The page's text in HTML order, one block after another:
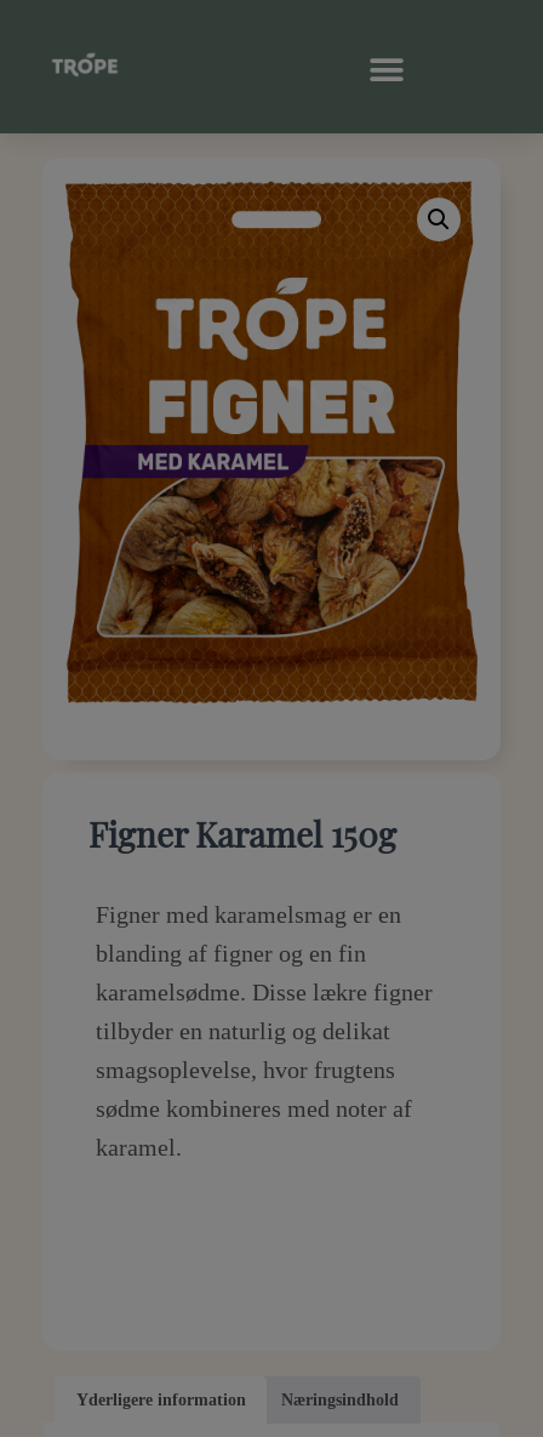
Figner Karamel 150g
Figner med karamelsmag er en
blanding af figner og en fin
karamelsødme. Disse lækre figner
tilbyder en naturlig og delikat
smagsoplevelse, hvor frugtens
sødme kombineres med noter af
karamel.
Yderligere information Næringsindhold